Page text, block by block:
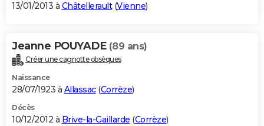
13/01/2013 à Châtellerault(Vienne)
Jeanne POUYADE (89 ans)
Créer une cagnotte obsèques
Naissance
28/07/1923 à Allassac(Corrèze)
Décès
10/12/2012 à Brive-la-Gaillarde (Corrèze)